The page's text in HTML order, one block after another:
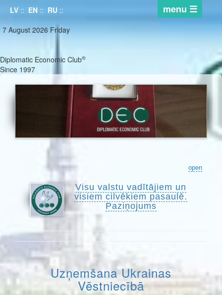
LV :: EN :: RU ::
7 August 2026 Friday
Diplomatic Economic Club®
Since 1997
open
Visu valstu vadītājiem un
visiem cilvēkiem pasaulē.
Paziņojums
Uzņemšana Ukrainas
Vēstniecībā